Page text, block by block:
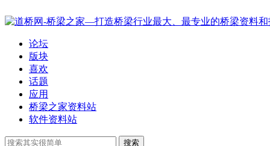
论坛
版块
喜欢
话题
应用
桥梁之家资料站
软件资料站
搜索